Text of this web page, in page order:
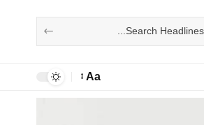
Aa